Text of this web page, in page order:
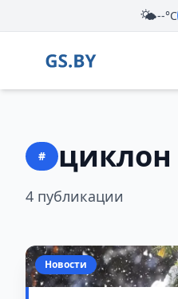
🌤️--°C
# циклон
4 публикации
Новости